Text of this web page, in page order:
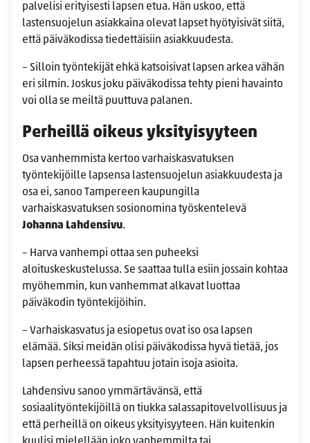
palvelisi erityisesti lapsen etua. Hän uskoo, että
lastensuojelun asiakkaina olevat lapset hyötyisivät siitä,
että päiväkodissa tiedettäisiin asiakkuudesta.
– Silloin työntekijät ehkä katsoisivat lapsen arkea vähän
eri silmin. Joskus joku päiväkodissa tehty pieni havainto
voi olla se meiltä puuttuva palanen.
Perheillä oikeus yksityisyyteen
Osa vanhemmista kertoo varhaiskasvatuksen
työntekijöille lapsensa lastensuojelun asiakkuudesta ja
osa ei, sanoo Tampereen kaupungilla
varhaiskasvatuksen sosionomina työskentelevä
Johanna Lahdensivu.
– Harva vanhempi ottaa sen puheeksi
aloituskeskustelussa. Se saattaa tulla esiin jossain kohtaa
myöhemmin, kun vanhemmat alkavat luottaa
päiväkodin työntekijöihin.
– Varhaiskasvatus ja esiopetus ovat iso osa lapsen
elämää. Siksi meidän olisi päiväkodissa hyvä tietää, jos
lapsen perheessä tapahtuu jotain isoja asioita.
Lahdensivu sanoo ymmärtävänsä, että
sosiaalityöntekijöillä on tiukka salassapitovelvollisuus ja
että perheillä on oikeus yksityisyyteen. Hän kuitenkin